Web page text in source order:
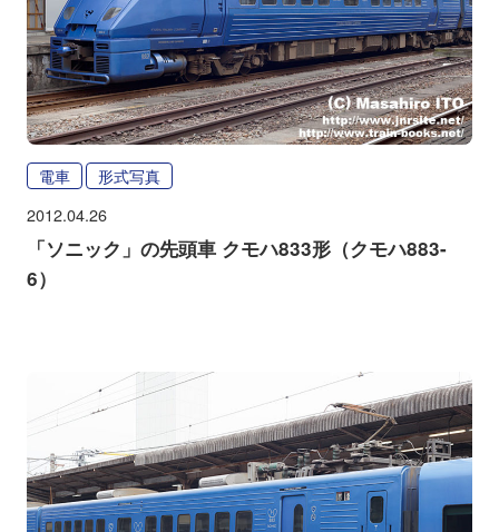
電車 形式写真
2012.04.26
「ソニック」の先頭車 クモハ833形（クモハ883-
6）